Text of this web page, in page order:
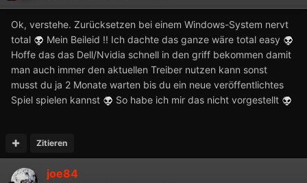
Ok, verstehe. Zurücksetzen bei einem Windows-System nervt
total
Mein Beileid !! Ich dachte das ganze wäre total easy
Hoffe das das Dell/Nvidia schnell in den griff bekommen damit
man auch immer den aktuellen Treiber nutzen kann sonst
musst du ja 2 Monate warten bis du ein neue veröffentlichtes
Spiel spielen kannst
So habe ich mir das nicht vorgestellt
Zitieren
joe84